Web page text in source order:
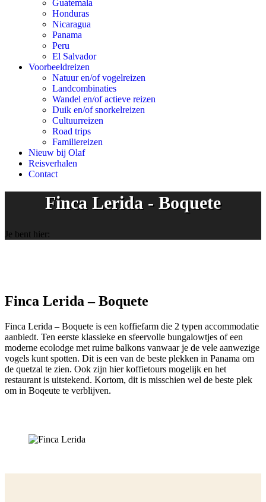
Guatemala
Honduras
Nicaragua
Panama
Peru
El Salvador
Voorbeeldreizen
Natuur en/of vogelreizen
Landcombinaties
Wandel en/of actieve reizen
Duik en/of snorkelreizen
Cultuurreizen
Road trips
Familiereizen
Nieuw bij Olaf
Reisverhalen
Contact
Finca Lerida - Boquete
Je bent hier:
Finca Lerida – Boquete
Finca Lerida – Boquete is een koffiefarm die 2 typen accommodatie
aanbiedt. Ten eerste klassieke en sfeervolle bungalowtjes of een
moderne ecolodge met ruime balkons vanwaar je de vele aanwezige
vogels kunt spotten. Dit is een van de beste plekken in Panama om
de quetzal te zien. Ook zijn hier koffietours mogelijk en het
restaurant is uitstekend. Kortom, dit is misschien wel de beste plek
om in Boqeute te verblijven.